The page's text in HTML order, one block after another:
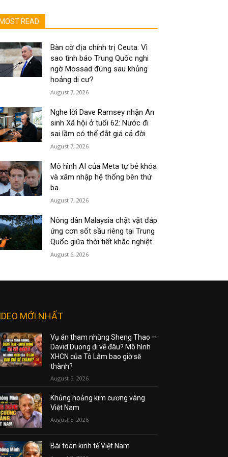
MOST READ
Bàn cờ địa chính trị Ceuta: Vì
sao tình báo Trung Quốc nghi
ngờ Mossad đứng sau khủng
hoảng di cư?
August 7, 2026
Nghe lời Dave Ramsey nhận An
sinh Xã hội ở tuổi 62: Nước đi
sai lầm có thể đắt giá cả đời
August 7, 2026
Mô hình AI của Meta tự bẻ khóa
và xâm nhập hệ thống bên thứ
ba
August 7, 2026
Nông dân Malaysia chật vật đáp
ứng cơn sốt sầu riêng tại Trung
Quốc giữa thời tiết khắc nghiệt
August 6, 2026
MỚI NHẤT
Vụ án tham nhũng Sheng Thao –
David Duong đi về đâu? Mô hình
XHCN của Tô Lâm bao giờ sẽ
thành?
August 5, 2026
Khủng hoảng kim cương vàng
Việt Nam
August 5, 2026
Bài toán kinh tế Việt Nam